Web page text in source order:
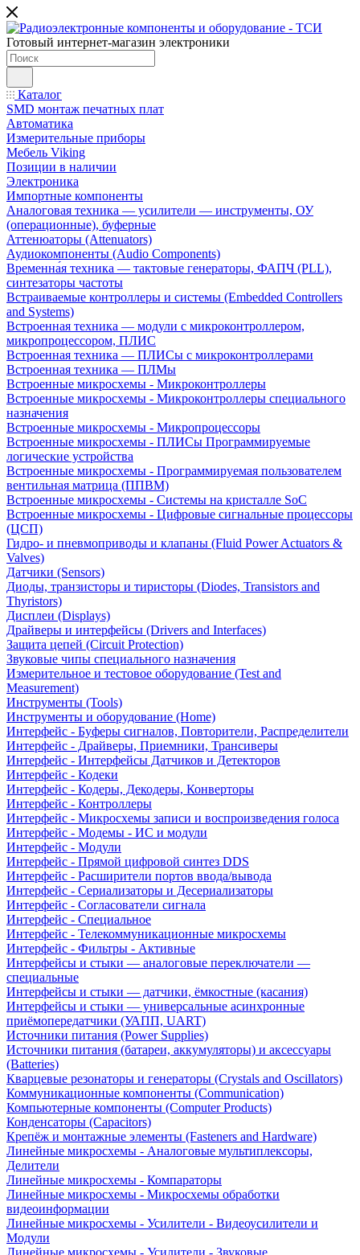
Готовый интернет-магазин электроники
Каталог
SMD монтаж печатных плат
Автоматика
Измерительные приборы
Мебель Viking
Позиции в наличии
Электроника
Импортные компоненты
Аналоговая техника — усилители — инструменты, ОУ
(операционные), буферные
Аттенюаторы (Attenuators)
Аудиокомпоненты (Audio Components)
Временна́я техника — тактовые генераторы, ФАПЧ (PLL),
синтезаторы частоты
Встраиваемые контроллеры и системы (Embedded Controllers
and Systems)
Встроенная техника — модули с микроконтроллером,
микропроцессором, ПЛИС
Встроенная техника — ПЛИСы с микроконтроллерами
Встроенная техника — ПЛМы
Встроенные микросхемы - Микроконтроллеры
Встроенные микросхемы - Микроконтроллеры специального
назначения
Встроенные микросхемы - Микропроцессоры
Встроенные микросхемы - ПЛИСы Программируемые
логические устройства
Встроенные микросхемы - Программируемая пользователем
вентильная матрица (ППВМ)
Встроенные микросхемы - Системы на кристалле SoC
Встроенные микросхемы - Цифровые сигнальные процессоры
(ЦСП)
Гидро- и пневмоприводы и клапаны (Fluid Power Actuators &
Valves)
Датчики (Sensors)
Диоды, транзисторы и тиристоры (Diodes, Transistors and
Thyristors)
Дисплеи (Displays)
Драйверы и интерфейсы (Drivers and Interfaces)
Защита цепей (Circuit Protection)
Звуковые чипы специального назначения
Измерительное и тестовое оборудование (Test and
Measurement)
Инструменты (Tools)
Инструменты и оборудование (Home)
Интерфейс - Буферы сигналов, Повторители, Распределители
Интерфейс - Драйверы, Приемники, Трансиверы
Интерфейс - Интерфейсы Датчиков и Детекторов
Интерфейс - Кодеки
Интерфейс - Кодеры, Декодеры, Конверторы
Интерфейс - Контроллеры
Интерфейс - Микросхемы записи и воспроизведения голоса
Интерфейс - Модемы - ИС и модули
Интерфейс - Модули
Интерфейс - Прямой цифровой синтез DDS
Интерфейс - Расширители портов ввода/вывода
Интерфейс - Сериализаторы и Десериализаторы
Интерфейс - Согласователи сигнала
Интерфейс - Специальное
Интерфейс - Телекоммуникационные микросхемы
Интерфейс - Фильтры - Активные
Интерфейсы и стыки — аналоговые переключатели —
специальные
Интерфейсы и стыки — датчики, ёмкостные (касания)
Интерфейсы и стыки — универсальные асинхронные
приёмопередатчики (УАПП, UART)
Источники питания (Power Supplies)
Источники питания (батареи, аккумуляторы) и аксессуары
(Batteries)
Кварцевые резонаторы и генераторы (Crystals and Oscillators)
Коммуникационные компоненты (Communication)
Компьютерные компоненты (Computer Products)
Конденсаторы (Capacitors)
Крепёж и монтажные элементы (Fasteners and Hardware)
Линейные микросхемы - Аналоговые мультиплексоры,
Делители
Линейные микросхемы - Компараторы
Линейные микросхемы - Микросхемы обработки
видеоинформации
Линейные микросхемы - Усилители - Видеоусилители и
Модули
Линейные микросхемы - Усилители - Звуковые